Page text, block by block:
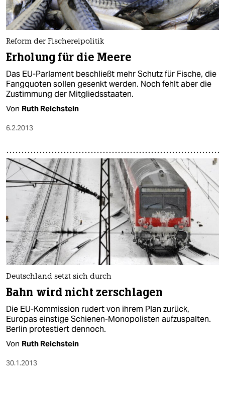
Reform der Fischereipolitik
Erholung für die Meere
Das EU-Parlament beschließt mehr Schutz für Fische, die
Fangquoten sollen gesenkt werden. Noch fehlt aber die
Zustimmung der Mitgliedsstaaten.
Von Ruth Reichstein
6.2.2013
Deutschland setzt sich durch
Bahn wird nicht zerschlagen
Die EU-Kommission rudert von ihrem Plan zurück,
Europas einstige Schienen-Monopolisten aufzuspalten.
Berlin protestiert dennoch.
Von Ruth Reichstein
30.1.2013